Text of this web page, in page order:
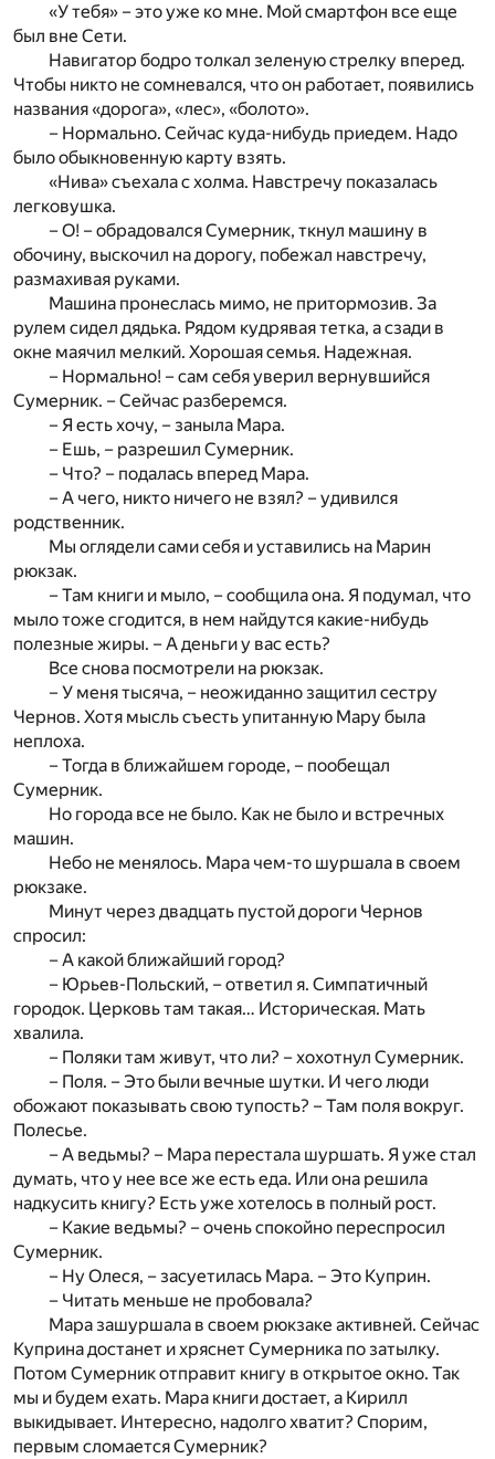
«У тебя» – это уже ко мне. Мой смартфон все еще
был вне Сети.
Навигатор бодро толкал зеленую стрелку вперед.
Чтобы никто не сомневался, что он работает, появились
названия «дорога», «лес», «болото».
– Нормально. Сейчас куда-нибудь приедем. Надо
было обыкновенную карту взять.
«Нива» съехала с холма. Навстречу показалась
легковушка.
– О! – обрадовался Сумерник, ткнул машину в
обочину, выскочил на дорогу, побежал навстречу,
размахивая руками.
Машина пронеслась мимо, не притормозив. За
рулем сидел дядька. Рядом кудрявая тетка, а сзади в
окне маячил мелкий. Хорошая семья. Надежная.
– Нормально! – сам себя уверил вернувшийся
Сумерник. – Сейчас разберемся.
– Я есть хочу, – заныла Мара.
– Ешь, – разрешил Сумерник.
– Что? – подалась вперед Мара.
– А чего, никто ничего не взял? – удивился
родственник.
Мы оглядели сами себя и уставились на Марин
рюкзак.
– Там книги и мыло, – сообщила она. Я подумал, что
мыло тоже сгодится, в нем найдутся какие-нибудь
полезные жиры. – А деньги у вас есть?
Все снова посмотрели на рюкзак.
– У меня тысяча, – неожиданно защитил сестру
Чернов. Хотя мысль съесть упитанную Мару была
неплоха.
– Тогда в ближайшем городе, – пообещал
Сумерник.
Но города все не было. Как не было и встречных
машин.
Небо не менялось. Мара чем-то шуршала в своем
рюкзаке.
Минут через двадцать пустой дороги Чернов
спросил:
– А какой ближайший город?
– Юрьев-Польский, – ответил я. Симпатичный
городок. Церковь там такая… Историческая. Мать
хвалила.
– Поляки там живут, что ли? – хохотнул Сумерник.
– Поля. – Это были вечные шутки. И чего люди
обожают показывать свою тупость? – Там поля вокруг.
Полесье.
– А ведьмы? – Мара перестала шуршать. Я уже стал
думать, что у нее все же есть еда. Или она решила
надкусить книгу? Есть уже хотелось в полный рост.
– Какие ведьмы? – очень спокойно переспросил
Сумерник.
– Ну Олеся, – засуетилась Мара. – Это Куприн.
– Читать меньше не пробовала?
Мара зашуршала в своем рюкзаке активней. Сейчас
Куприна достанет и хряснет Сумерника по затылку.
Потом Сумерник отправит книгу в открытое окно. Так
мы и будем ехать. Мара книги достает, а Кирилл
выкидывает. Интересно, надолго хватит? Спорим,
первым сломается Сумерник?